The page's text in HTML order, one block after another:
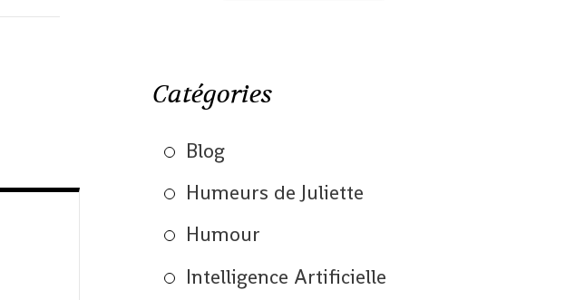
Catégories
Blog
Humeurs de Juliette
Humour
Intelligence Artificielle